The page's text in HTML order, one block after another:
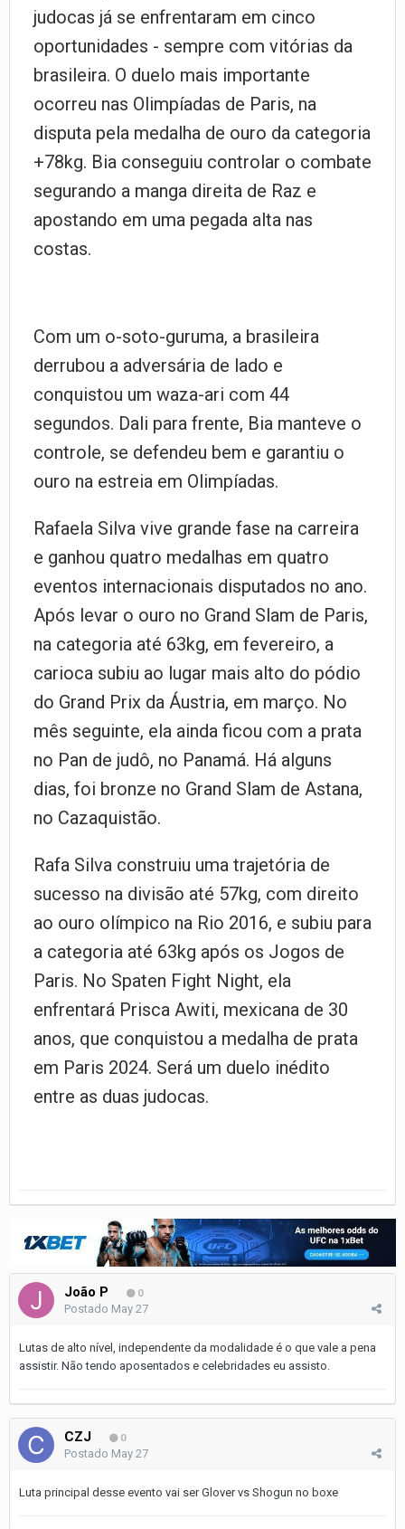
judocas já se enfrentaram em cinco
oportunidades - sempre com vitórias da
brasileira. O duelo mais importante
ocorreu nas Olimpíadas de Paris, na
disputa pela medalha de ouro da categoria
+78kg. Bia conseguiu controlar o combate
segurando a manga direita de Raz e
apostando em uma pegada alta nas
costas.
Com um o-soto-guruma, a brasileira
derrubou a adversária de lado e
conquistou um waza-ari com 44
segundos. Dali para frente, Bia manteve o
controle, se defendeu bem e garantiu o
ouro na estreia em Olimpíadas.
Rafaela Silva vive grande fase na carreira
e ganhou quatro medalhas em quatro
eventos internacionais disputados no ano.
Após levar o ouro no Grand Slam de Paris,
na categoria até 63kg, em fevereiro, a
carioca subiu ao lugar mais alto do pódio
do Grand Prix da Áustria, em março. No
mês seguinte, ela ainda ficou com a prata
no Pan de judô, no Panamá. Há alguns
dias, foi bronze no Grand Slam de Astana,
no Cazaquistão.
Rafa Silva construiu uma trajetória de
sucesso na divisão até 57kg, com direito
ao ouro olímpico na Rio 2016, e subiu para
a categoria até 63kg após os Jogos de
Paris. No Spaten Fight Night, ela
enfrentará Prisca Awiti, mexicana de 30
anos, que conquistou a medalha de prata
em Paris 2024. Será um duelo inédito
entre as duas judocas.
João P 0
Postado May 27
Lutas de alto nível, independente da modalidade é o que vale a pena
assistir. Não tendo aposentados e celebridades eu assisto.
CZJ 0
Postado May 27
Luta principal desse evento vai ser Glover vs Shogun no boxe